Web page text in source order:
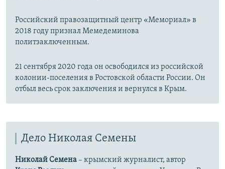
Российский правозащитный центр «Мемориал» в
2018 году признал Мемедеминова
политзаключенным.
21 сентября 2020 года он освободился из российской
колонии-поселения в Ростовской области России. Он
отбыл весь срок заключения и вернулся в Крым.
Дело Николая Семены
Николай Семена– крымский журналист, автор